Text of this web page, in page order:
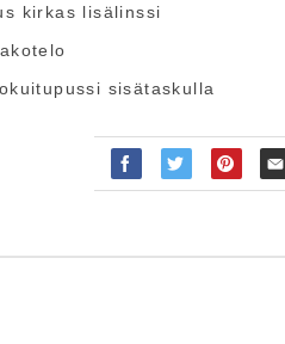
kirkas lisälinssi
sisätaskulla